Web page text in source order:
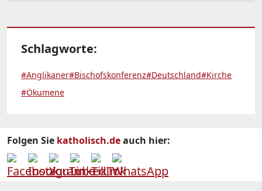
Schlagworte:
#Anglikaner#Bischofskonferenz#Deutschland#Kirche
#Ökumene
Folgen Sie katholisch.deauch hier: